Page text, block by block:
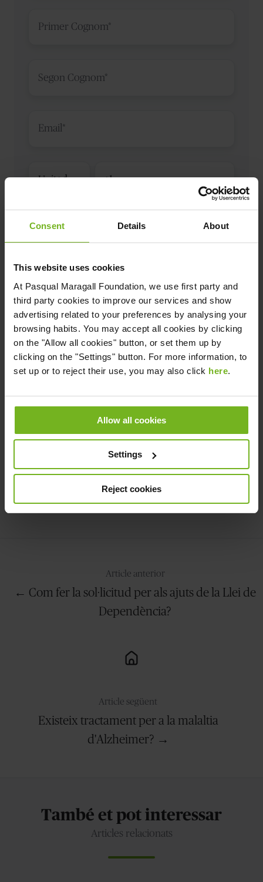
Consent Details About
This website uses cookies
At Pasqual Maragall Foundation, we use first party and
third party cookies to improve our services and show
advertising related to your preferences by analysing your
browsing habits. You may accept all cookies by clicking
on the "Allow all cookies" button, or set them up by
clicking on the "Settings" button. For more information, to
set up or to reject their use, you may also click here.
Allow all cookies
Settings
Reject cookies
M'agradaria col·laborar per vèncer l'Alzheimer
(t'enviarem un email informatiu)
Accepto la política de privadesa
Pasqual Maragall perquè em mantingui informat/da sobre
les seves iniciatives. Puc exercir els meus drets a
gdpr@fpmargall.org.
en
en
Compartir
en
Article anterior
← Com fer la sol·licitud per als ajuts de la Llei de
Dependència?
Article següent
Existeix tractament per a la malaltia
d'Alzheimer? →
També et pot interessar
Articles relacionats